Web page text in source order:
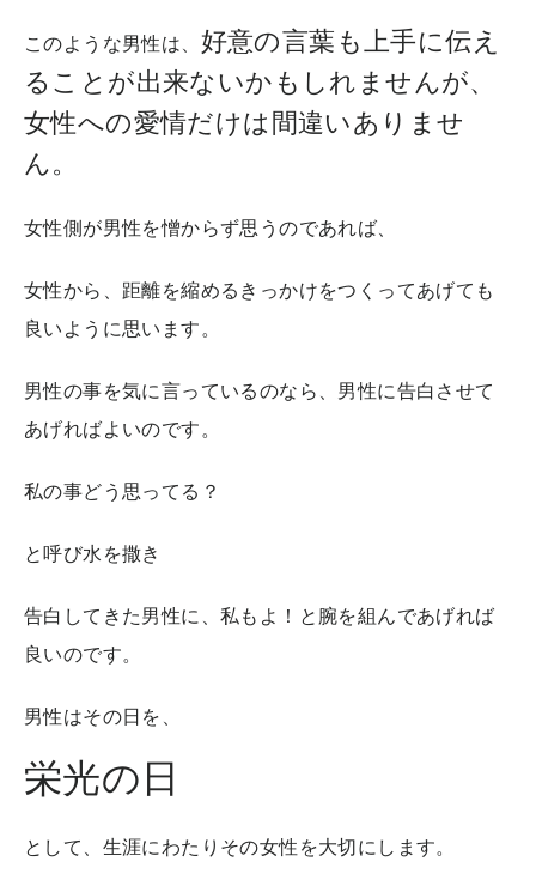
このような男性は、 好意の言葉も上手に伝え
ることが出来ないかもしれませんが、
女性への愛情だけは間違いありませ
ん。
女性側が男性を憎からず思うのであれば、
女性から、距離を縮めるきっかけをつくってあげても
良いように思います。
男性の事を気に言っているのなら、男性に告白させて
あげればよいのです。
私の事どう思ってる？
と呼び水を撒き
告白してきた男性に、私もよ！と腕を組んであげれば
良いのです。
男性はその日を、
栄光の日
として、生涯にわたりその女性を大切にします。